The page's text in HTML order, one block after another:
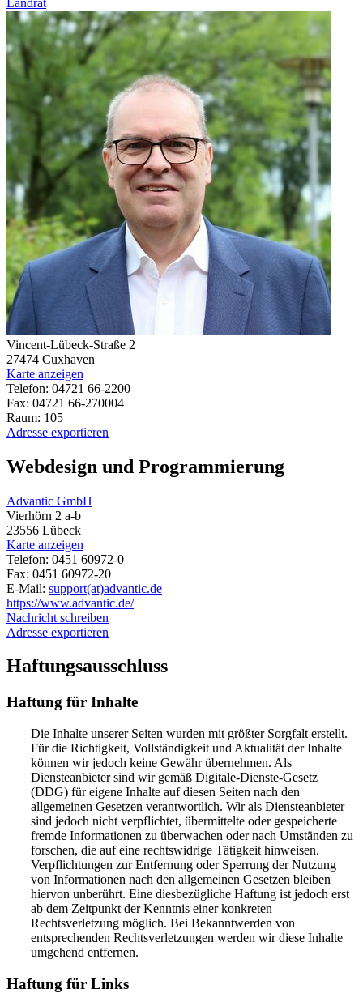
Vincent-Lübeck-Straße 2
27474 Cuxhaven
Karte anzeigen
Telefon: 04721 66-2200
Fax: 04721 66-270004
Raum: 105
Adresse exportieren
Webdesign und Programmierung
Advantic GmbH
Vierhörn 2 a-b
23556 Lübeck
Karte anzeigen
Telefon: 0451 60972-0
Fax: 0451 60972-20
E-Mail: support(at)advantic.de
https://www.advantic.de/
Nachricht schreiben
Adresse exportieren
Haftungsausschluss
Haftung für Inhalte
Die Inhalte unserer Seiten wurden mit größter Sorgfalt erstellt.
Für die Richtigkeit, Vollständigkeit und Aktualität der Inhalte
können wir jedoch keine Gewähr übernehmen. Als
Diensteanbieter sind wir gemäß Digitale-Dienste-Gesetz
(DDG) für eigene Inhalte auf diesen Seiten nach den
allgemeinen Gesetzen verantwortlich. Wir als Diensteanbieter
sind jedoch nicht verpflichtet, übermittelte oder gespeicherte
fremde Informationen zu überwachen oder nach Umständen zu
forschen, die auf eine rechtswidrige Tätigkeit hinweisen.
Verpflichtungen zur Entfernung oder Sperrung der Nutzung
von Informationen nach den allgemeinen Gesetzen bleiben
hiervon unberührt. Eine diesbezügliche Haftung ist jedoch erst
ab dem Zeitpunkt der Kenntnis einer konkreten
Rechtsverletzung möglich. Bei Bekanntwerden von
entsprechenden Rechtsverletzungen werden wir diese Inhalte
umgehend entfernen.
Haftung für Links